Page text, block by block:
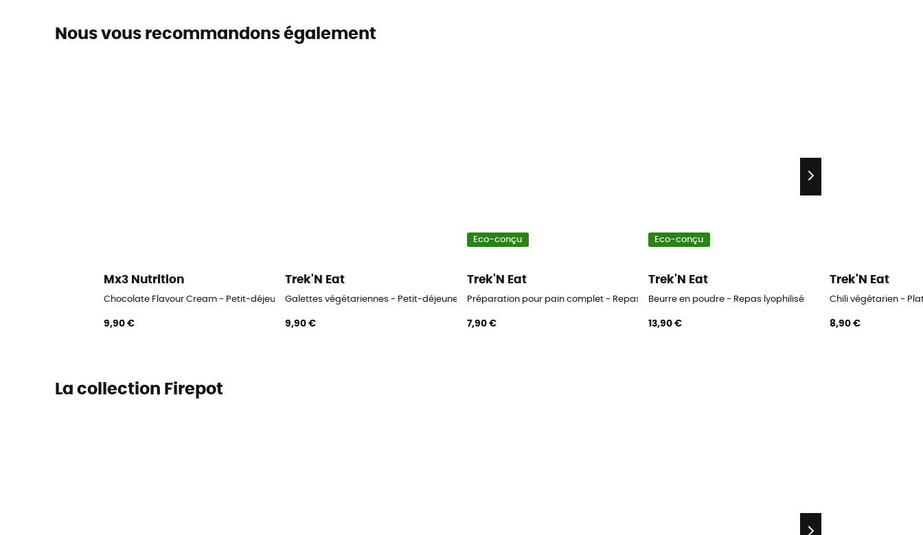
Nous vous recommandons également
Mx3 Nutrition
Chocolate Flavour Cream - Petit-déjeuner
9,90 €
Trek'N Eat
Galettes végétariennes - Petit-déjeuner
9,90 €
Eco-conçu
Trek'N Eat
Préparation pour pain complet - Repas lyophilisé
7,90 €
Eco-conçu
Trek'N Eat
Beurre en poudre - Repas lyophilisé
13,90 €
Trek'N Eat
Chili végétarien -
8,90 €
La collection Firepot